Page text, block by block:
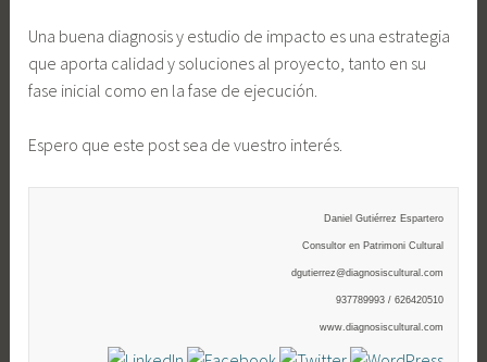
Una buena diagnosis y estudio de impacto es una estrategia
que aporta calidad y soluciones al proyecto, tanto en su
fase inicial como en la fase de ejecución.
Espero que este post sea de vuestro interés.
Daniel Gutiérrez Espartero
Consultor en Patrimoni Cultural
dgutierrez@diagnosiscultural.com
937789993 / 626420510
www.diagnosiscultural.com